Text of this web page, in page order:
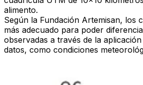
alimento.
Según la Fundación Artemisan, los
más adecuado para poder
observadas a través de la aplicación
datos, como condiciones